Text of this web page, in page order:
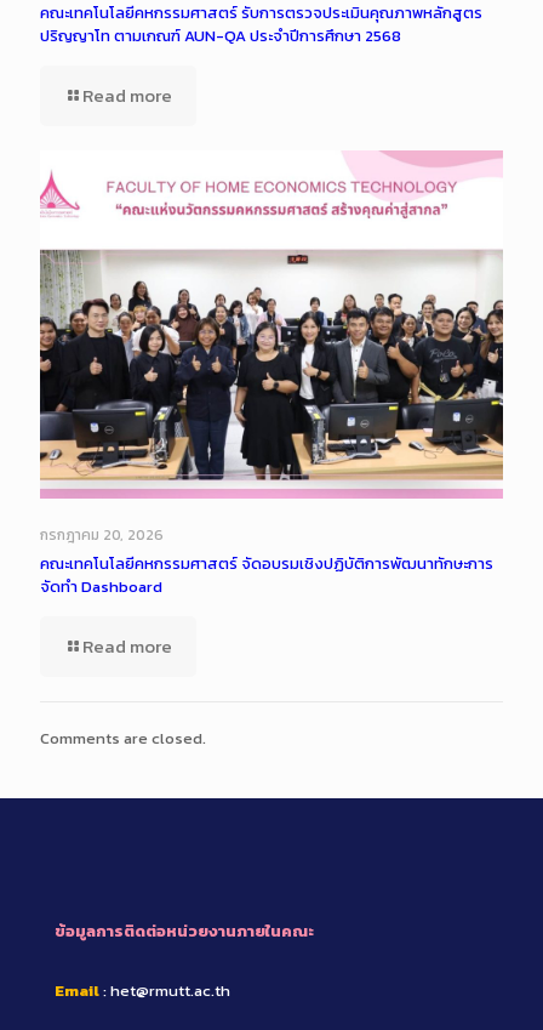
คณะเทคโนโลยีคหกรรมศาสตร์ รับการตรวจประเมินคุณภาพหลักสูตร
ปริญญาโท ตามเกณฑ์ AUN-QA ประจำปีการศึกษา 2568
Read more
กรกฎาคม 20, 2026
คณะเทคโนโลยีคหกรรมศาสตร์ จัดอบรมเชิงปฏิบัติการพัฒนาทักษะการ
จัดทำ Dashboard
Read more
Comments are closed.
ข้อมูลการติดต่อหน่วยงานภายในคณะ
Email: het@rmutt.ac.th